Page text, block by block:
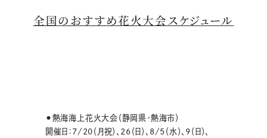
全国のおすすめ花火大会スケジュール
⚫︎熱海海上花火大会（静岡県・熱海市）
開催日：7/20（月祝）、26（日）、8/5（水）、9（日）、